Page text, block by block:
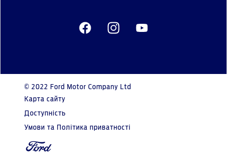
© 2022 Ford Motor Company Ltd
Карта сайту
Доступність
Умови та Політика приватності